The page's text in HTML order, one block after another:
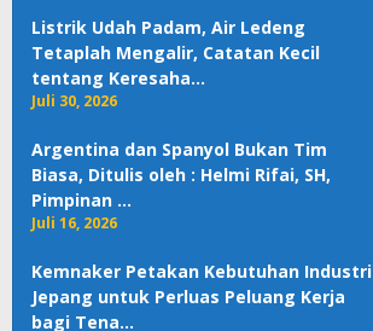
Listrik Udah Padam, Air Ledeng
Tetaplah Mengalir, Catatan Kecil
tentang Keresaha…
Juli 30, 2026
Argentina dan Spanyol Bukan Tim
Biasa, Ditulis oleh : Helmi Rifai, SH,
Pimpinan …
Juli 16, 2026
Kemnaker Petakan Kebutuhan Industri
Jepang untuk Perluas Peluang Kerja
bagi Tena…